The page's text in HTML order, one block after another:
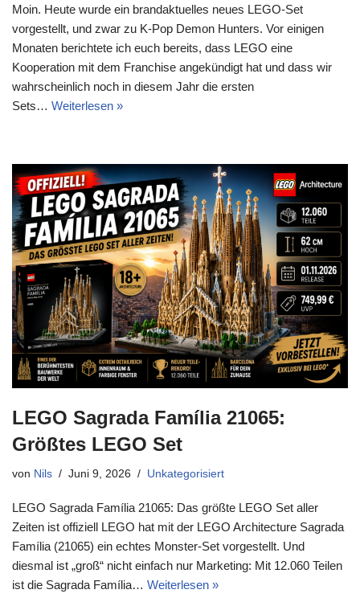
Moin. Heute wurde ein brandaktuelles neues LEGO-Set
vorgestellt, und zwar zu K-Pop Demon Hunters. Vor einigen
Monaten berichtete ich euch bereits, dass LEGO eine
Kooperation mit dem Franchise angekündigt hat und dass wir
wahrscheinlich noch in diesem Jahr die ersten
Sets… Weiterlesen »
LEGO Sagrada Família 21065:
Größtes LEGO Set
von Nils Juni 9, 2026 Unkategorisiert
LEGO Sagrada Família 21065: Das größte LEGO Set aller
Zeiten ist offiziell LEGO hat mit der LEGO Architecture Sagrada
Família (21065) ein echtes Monster-Set vorgestellt. Und
diesmal ist „groß“ nicht einfach nur Marketing: Mit 12.060 Teilen
ist die Sagrada Família… Weiterlesen »